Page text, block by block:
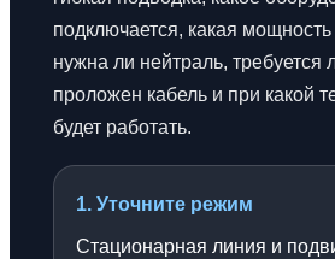
подключается, какая мощность
нужна ли нейтраль, требуется
проложен кабель и при какой
будет работать.
1. Уточните режим
Стационарная линия и